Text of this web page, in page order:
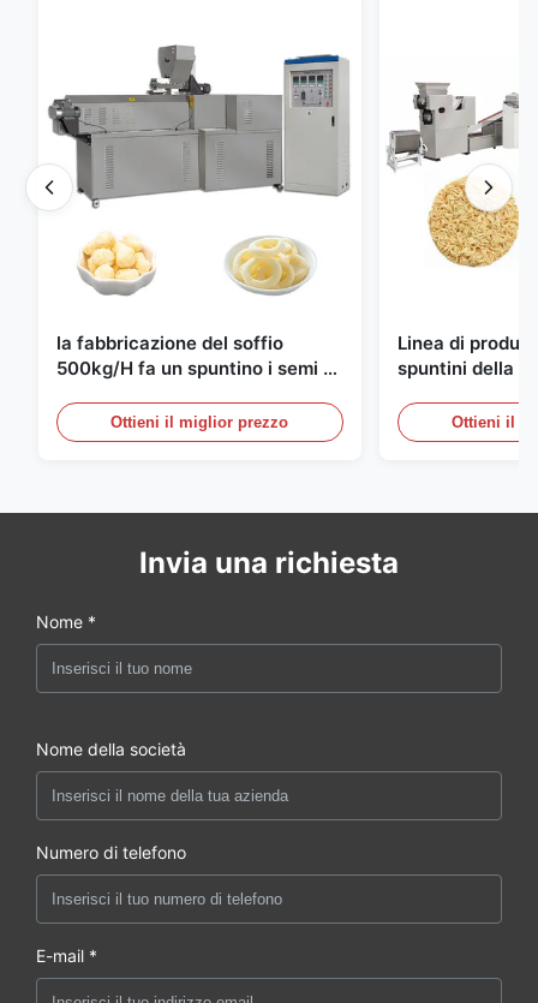
la fabbricazione del soffio
500kg/H fa un spuntino i semi di
automaticiOttieni il miglior prezzo
Linea di
spuntini della
10000pcs/8h
Ottieni il
Invia una richiesta
Nome *
Nome della società
Numero di telefono
E-mail *